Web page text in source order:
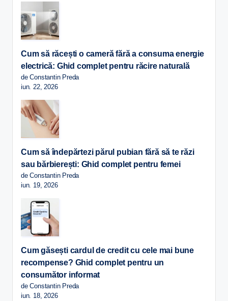
Cum să răcești o cameră fără a consuma energie
electrică: Ghid complet pentru răcire naturală
de Constantin Preda
iun. 22, 2026
Cum să îndepărtezi părul pubian fără să te răzi
sau bărbierești: Ghid complet pentru femei
de Constantin Preda
iun. 19, 2026
Cum găsești cardul de credit cu cele mai bune
recompense? Ghid complet pentru un
consumător informat
de Constantin Preda
iun. 18, 2026